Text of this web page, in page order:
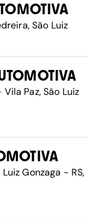
São Luiz
Paz, São Luiz
Gonzaga - RS,